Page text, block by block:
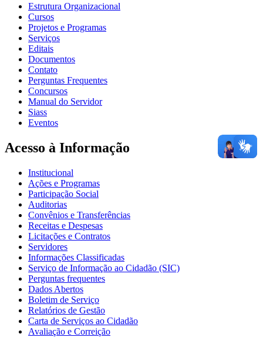
Estrutura Organizacional
Cursos
Projetos e Programas
Serviços
Editais
Documentos
Contato
Perguntas Frequentes
Concursos
Manual do Servidor
Siass
Eventos
Acesso à Informação
Institucional
Ações e Programas
Participação Social
Auditorias
Convênios e Transferências
Receitas e Despesas
Licitações e Contratos
Servidores
Informações Classificadas
Serviço de Informação ao Cidadão (SIC)
Perguntas frequentes
Dados Abertos
Boletim de Serviço
Relatórios de Gestão
Carta de Serviços ao Cidadão
Avaliação e Correição